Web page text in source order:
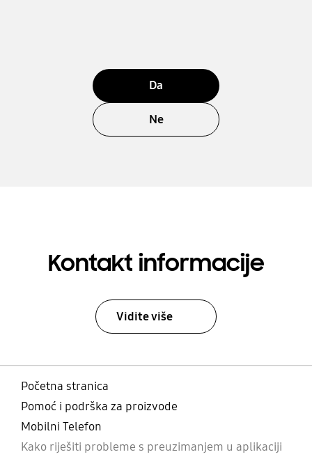
Da
Ne
Kontakt informacije
Vidite više
Početna stranica
Pomoć i podrška za proizvode
Mobilni Telefon
Kako riješiti probleme s preuzimanjem u aplikaciji